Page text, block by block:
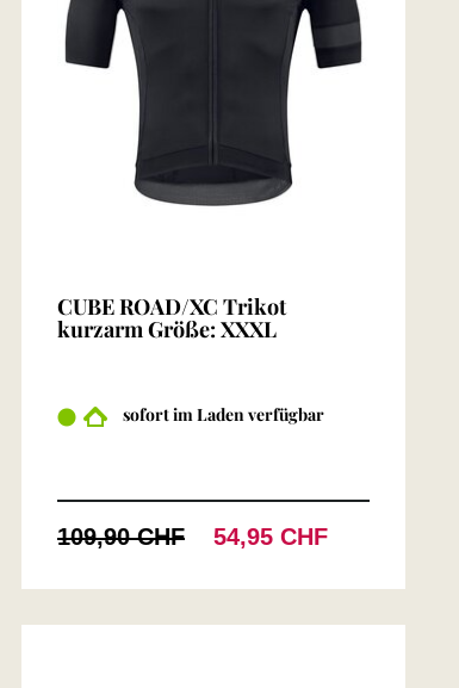
CUBE ROAD/XC Trikot
kurzarm Größe: XXXL
sofort im Laden verfügbar
109,90 CHF 54,95 CHF